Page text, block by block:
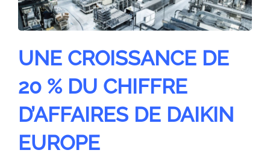
UNE CROISSANCE DE
20 % DU CHIFFRE
D’AFFAIRES DE DAIKIN
EUROPE